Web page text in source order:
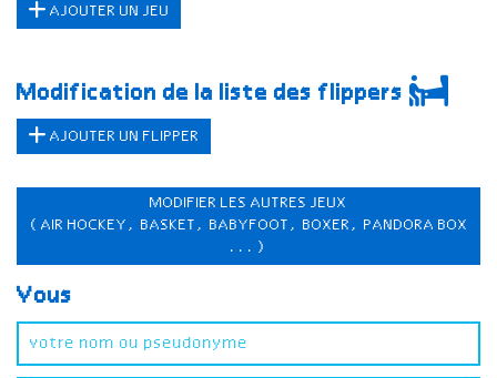
AJOUTER UN JEU
Modification de la liste des flippers
AJOUTER UN FLIPPER
MODIFIER LES AUTRES JEUX
(AIR HOCKEY, BASKET, BABYFOOT, BOXER, PANDORA BOX
...)
Vous